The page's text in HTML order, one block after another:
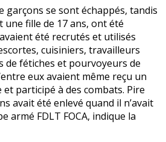
garçons se sont échappés, tandis
fille de 17 ans, ont été
été recrutés et utilisés
cuisiniers, travailleurs
de fétiches et pourvoyeurs de
eux avaient même reçu un
participé à des combats. Pire
avait été enlevé quand il n’avait
armé FDLT FOCA, indique la